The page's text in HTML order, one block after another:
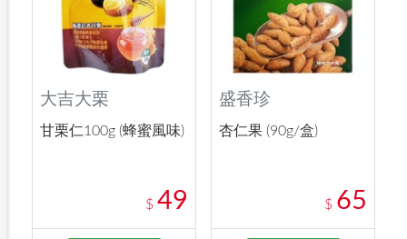
大吉大栗
甘栗仁100g (蜂蜜風味)
$ 49
盛香珍
杏仁果 (90g/盒)
$ 65